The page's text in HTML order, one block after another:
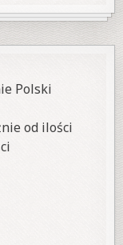
Polski
od ilości